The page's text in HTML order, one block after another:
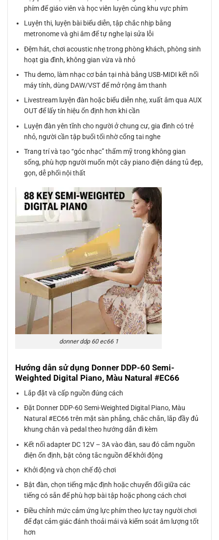
phím để giáo viên và học viên luyện cùng khu vực phím
Luyện thi, luyện bài biểu diễn, tập chắc nhịp bằng
metronome và ghi âm để tự nghe lại sửa lỗi
Đệm hát, chơi acoustic nhẹ trong phòng khách, phòng sinh
hoạt gia đình, không gian vừa và nhỏ
Thu demo, làm nhạc cơ bản tại nhà bằng USB-MIDI kết nối
máy tính, dùng DAW/VST để mở rộng âm thanh
Livestream luyện đàn hoặc biểu diễn nhẹ, xuất âm qua AUX
OUT để lấy tín hiệu ổn định hơn khi cần
Luyện đàn yên tĩnh cho người ở chung cư, gia đình có trẻ
nhỏ, người cần tập buổi tối nhờ cổng tai nghe
Trang trí và tạo “góc nhạc” thẩm mỹ trong không gian
sống, phù hợp người muốn một cây piano điện dáng tủ đẹp,
gọn, dễ phối nội thất
donner ddp 60 ec66 1
Hướng dẫn sử dụng Donner DDP-60 Semi-
Weighted Digital Piano, Màu Natural #EC66
Lắp đặt và cấp nguồn đúng cách
Đặt Donner DDP-60 Semi-Weighted Digital Piano, Màu
Natural #EC66 trên mặt sàn phẳng, chắc chắn, lắp đầy đủ
khung chân và pedal theo hướng dẫn đi kèm
Kết nối adapter DC 12V – 3A vào đàn, sau đó cắm nguồn
điện ổn định, bật công tắc nguồn để khởi động
Khởi động và chọn chế độ chơi
Bật đàn, chọn tiếng mặc định hoặc chuyển đổi giữa các
tiếng có sẵn để phù hợp bài tập hoặc phong cách chơi
Điều chỉnh mức cảm ứng lực phím theo lực tay người chơi
để đạt cảm giác đánh thoải mái và kiểm soát âm lượng tốt
hơn